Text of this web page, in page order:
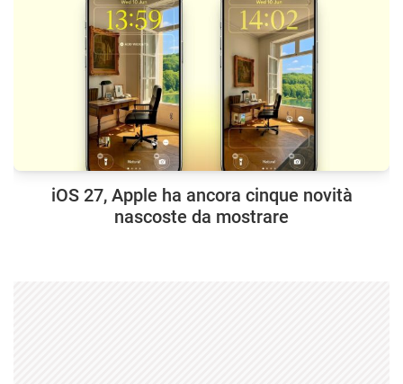
iOS 27, Apple ha ancora cinque novità
nascoste da mostrare